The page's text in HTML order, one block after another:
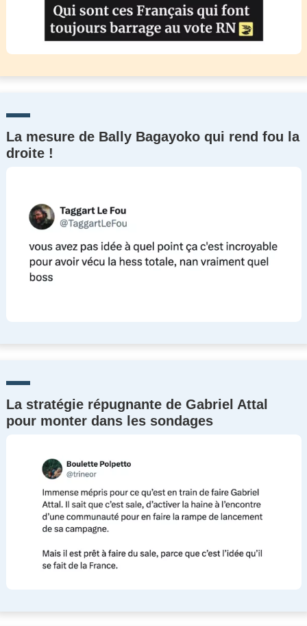
La mesure de Bally Bagayoko qui rend fou la
droite !
La stratégie répugnante de Gabriel Attal
pour monter dans les sondages